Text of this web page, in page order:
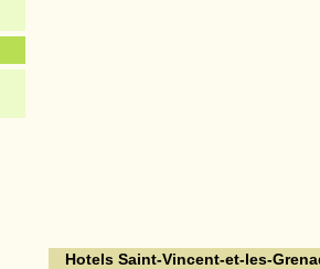
Hotels Saint-Vincent-et-les-